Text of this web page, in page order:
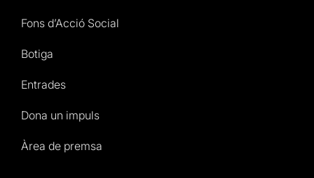
Fons d’Acció Social
Botiga
Entrades
Dona un impuls
Àrea de premsa